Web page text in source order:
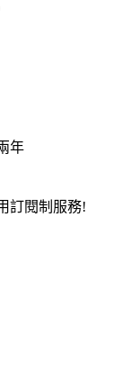
年
訂閱制服務!